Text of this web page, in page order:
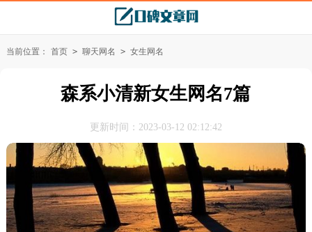
当前位置： 首页 > 聊天网名 > 女生网名
森系小清新女生网名7篇
更新时间：2023-03-12 02:12:42